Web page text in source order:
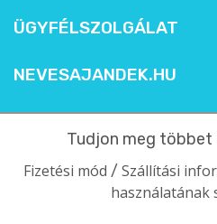
ÜGYFÉLSZOLGÁLAT
NEVESAJANDEK.HU
Tudjon meg többet
Fizetési mód / Szállítási
használatának